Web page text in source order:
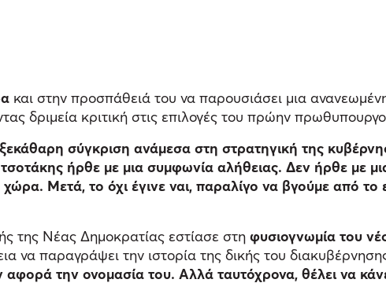
και στην προσπάθειά του να παρουσιάσει μια
δριμεία κριτική στις επιλογές του πρώην
ξεκάθαρη σύγκριση ανάμεσα στη στρατηγική της
ήρθε με μια συμφωνία αλήθειας. Δεν ήρθε με
Μετά, το όχι έγινε ναι, παραλίγο να βγούμε από
της Νέας Δημοκρατίας εστίασε στη φυσιογνωμία του
να παραγράψει την ιστορία της δικής του
αφορά την ονομασία του. Αλλά ταυτόχρονα, θέλει να